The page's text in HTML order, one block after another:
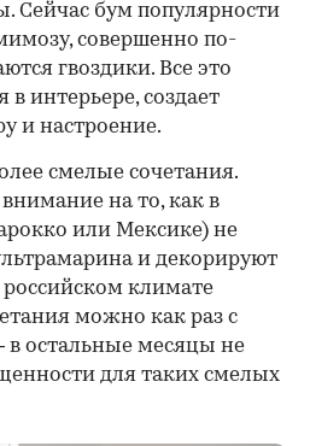
Сейчас бум популярности
совершенно по-
гвоздики. Все это
в интерьере, создает
и настроение.
смелые сочетания.
на то, как в
или Мексике) не
и декорируют
климате
можно как раз с
в остальные месяцы не
для таких смелых